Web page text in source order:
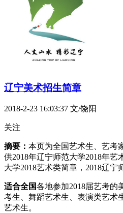
辽宁美术招生简章
2018-2-23 16:03:37 文/饶阳
关注
摘要： 本页为全国艺术生、艺考
供2018年辽宁师范大学2018年
大学2018艺术类简章，2018辽宁
适合全国各地参加2018届艺考的
考生、舞蹈艺术生、表演类艺术
艺术生。